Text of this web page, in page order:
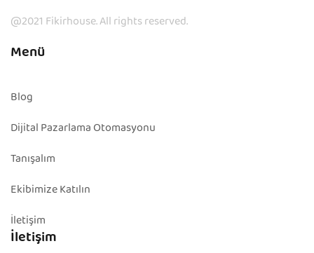
@2021 Fikirhouse. All rights reserved.
Menü
Blog
Dijital Pazarlama Otomasyonu
Tanışalım
Ekibimize Katılın
İletişim
İletişim